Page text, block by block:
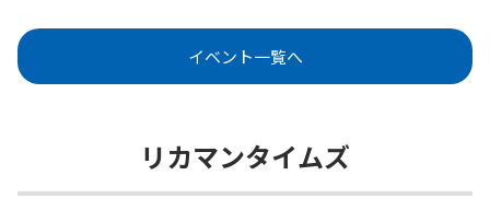
イベント一覧へ
リカマンタイムズ